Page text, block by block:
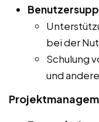
bei der
Schulung
und